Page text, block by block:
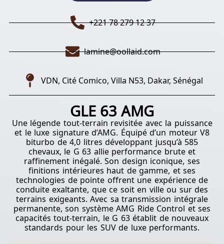
+221 78 279 12 37
lamine@oollaid.com
VDN, Cité Comico, Villa N53, Dakar, Sénégal
GLE 63 AMG
Une légende tout-terrain revisitée avec la puissance
et le luxe signature d’AMG. Équipé d’un moteur V8
biturbo de 4,0 litres développant jusqu’à 585
chevaux, le G 63 allie performance brute et
raffinement inégalé. Son design iconique, ses
finitions intérieures haut de gamme, et ses
technologies de pointe offrent une expérience de
conduite exaltante, que ce soit en ville ou sur des
terrains exigeants. Avec sa transmission intégrale
permanente, son système AMG Ride Control et ses
capacités tout-terrain, le G 63 établit de nouveaux
standards pour les SUV de luxe performants.